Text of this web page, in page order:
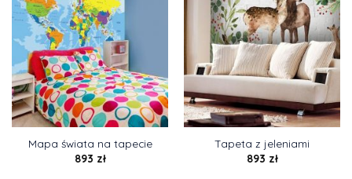
Mapa świata na tapecie
893 zł
Tapeta z jeleniami
893 zł